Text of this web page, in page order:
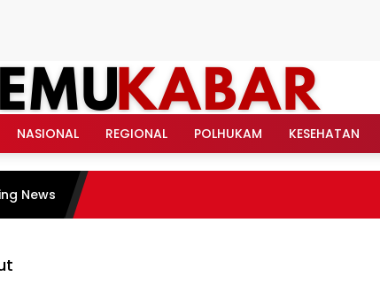
NASIONAL REGIONAL POLHUKAM KESEHATAN
News